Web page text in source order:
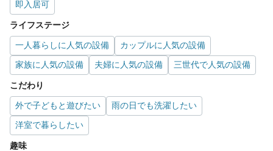
即入居可
ライフステージ
一人暮らしに人気の設備
カップルに人気の設備
家族に人気の設備
夫婦に人気の設備 三世代で人気の設備
こだわり
外で子どもと遊びたい
雨の日でも洗濯したい
洋室で暮らしたい
趣味